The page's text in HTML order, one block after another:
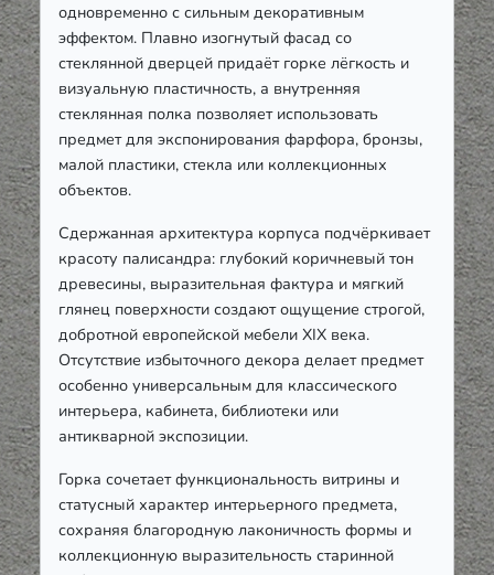
одновременно с сильным декоративным
эффектом. Плавно изогнутый фасад со
стеклянной дверцей придаёт горке лёгкость и
визуальную пластичность, а внутренняя
стеклянная полка позволяет использовать
предмет для экспонирования фарфора, бронзы,
малой пластики, стекла или коллекционных
объектов.
Сдержанная архитектура корпуса подчёркивает
красоту палисандра: глубокий коричневый тон
древесины, выразительная фактура и мягкий
глянец поверхности создают ощущение строгой,
добротной европейской мебели XIX века.
Отсутствие избыточного декора делает предмет
особенно универсальным для классического
интерьера, кабинета, библиотеки или
антикварной экспозиции.
Горка сочетает функциональность витрины и
статусный характер интерьерного предмета,
сохраняя благородную лаконичность формы и
коллекционную выразительность старинной